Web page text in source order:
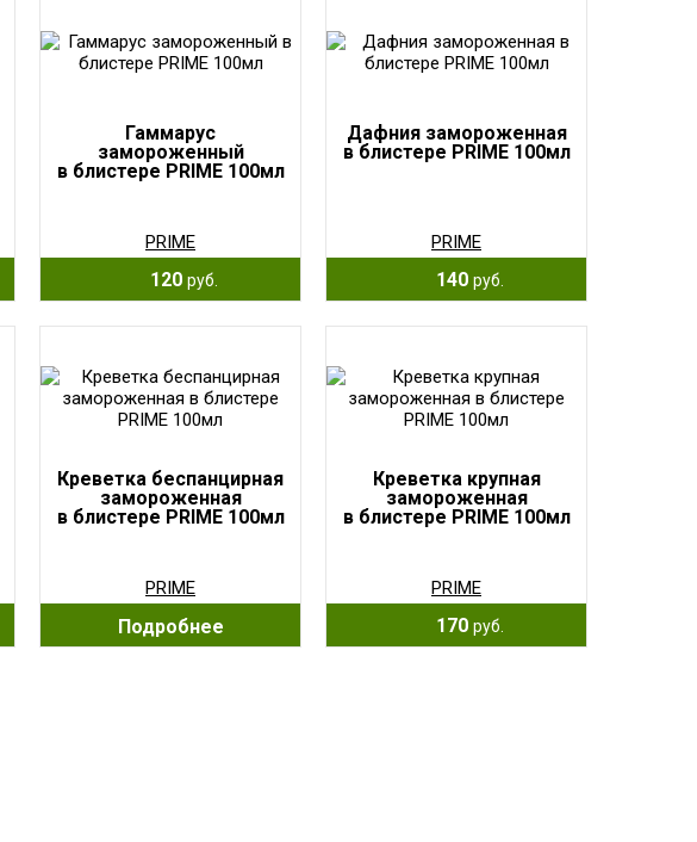
Гаммарус
замороженный
в блистере PRIME 100мл
PRIME
120 руб.
Дафния замороженная
в блистере PRIME 100мл
PRIME
140 руб.
Креветка беспанцирная
замороженная
в блистере PRIME 100мл
PRIME
Подробнее
Креветка крупная
замороженная
в блистере PRIME 100мл
PRIME
170 руб.